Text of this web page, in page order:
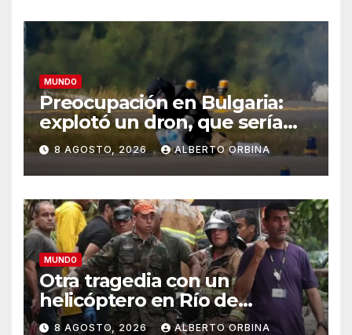
MUNDO
Preocupación en Bulgaria:
explotó un dron, que sería
ucraniano, cerca de un
gasoducto en la frontera con
Rumania
8 AGOSTO, 2026 ALBERTO ORBINA
MUNDO
Otra tragedia con un
helicóptero en Río de
Janeiro: murieron el piloto,
8 AGOSTO, 2026 ALBERTO ORBINA